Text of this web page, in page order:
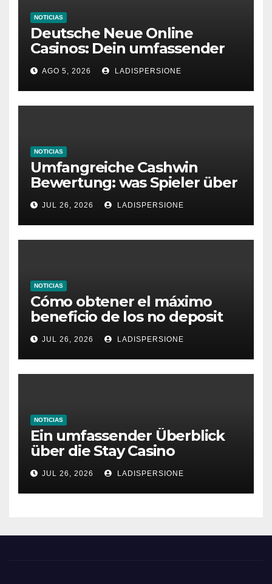
NOTICIAS
Deutsche Neue Online
Casinos: Dein umfassender
Ratgeber für moderne
Glücksspielplattformen
AGO 5, 2026 LADISPERSIONE
NOTICIAS
Umfangreiche Cashwin
Bewertung: was Spieler über
dieses Casino denken
JUL 26, 2026 LADISPERSIONE
NOTICIAS
Cómo obtener el máximo
beneficio de los no deposit
bonus codes de roby casino
JUL 26, 2026 LADISPERSIONE
NOTICIAS
Ein umfassender Überblick
über die Stay Casino
Bonusbedingungen
JUL 26, 2026 LADISPERSIONE